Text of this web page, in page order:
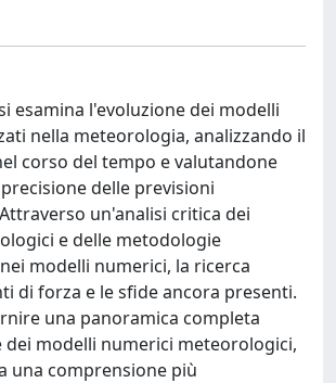
esamina l'evoluzione dei modelli
nella meteorologia, analizzando il
corso del tempo e valutandone
delle previsioni
un'analisi critica dei
e delle metodologie
modelli numerici, la ricerca
di forza e le sfide ancora presenti.
una panoramica completa
dei modelli numerici meteorologici,
una comprensione più